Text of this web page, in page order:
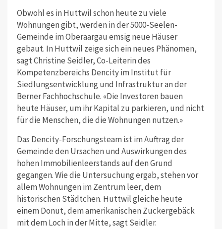
Obwohl es in Huttwil schon heute zu viele
Wohnungen gibt, werden in der 5000-Seelen-
Gemeinde im Oberaargau emsig neue Häuser
gebaut. In Huttwil zeige sich ein neues Phänomen,
sagt Christine Seidler, Co-Leiterin des
Kompetenzbereichs Dencity im Institut für
Siedlungsentwicklung und Infrastruktur an der
Berner Fachhochschule. «Die Investoren bauen
heute Häuser, um ihr Kapital zu parkieren, und nicht
für die Menschen, die die Wohnungen nutzen.»
Das Dencity-Forschungsteam ist im Auftrag der
Gemeinde den Ursachen und Auswirkungen des
hohen Immobilienleerstands auf den Grund
gegangen. Wie die Untersuchung ergab, stehen vor
allem Wohnungen im Zentrum leer, dem
historischen Städtchen. Huttwil gleiche heute
einem Donut, dem amerikanischen Zuckergebäck
mit dem Loch in der Mitte, sagt Seidler.